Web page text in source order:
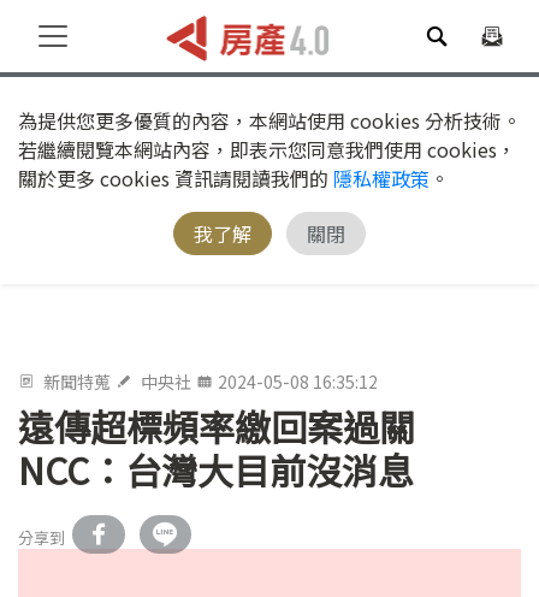
為提供您更多優質的內容，本網站使用 cookies 分析技術。
若繼續閱覽本網站內容，即表示您同意我們使用 cookies，
關於更多 cookies 資訊請閱讀我們的 隱私權政策 。
我了解
關閉
新聞特蒐 中央社 2024-05-08 16:35:12
遠傳超標頻率繳回案過關
NCC：台灣大目前沒消息
分享到